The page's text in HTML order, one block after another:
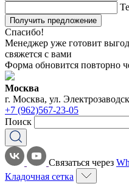
Получить предложение
Спасибо!
Менеджер уже готовит
свяжется с вами
Форма обновится повторно
Москва
г. Москва, ул.
+7 (962)567-23-05
Поиск
Связаться через
Кладочная сетка